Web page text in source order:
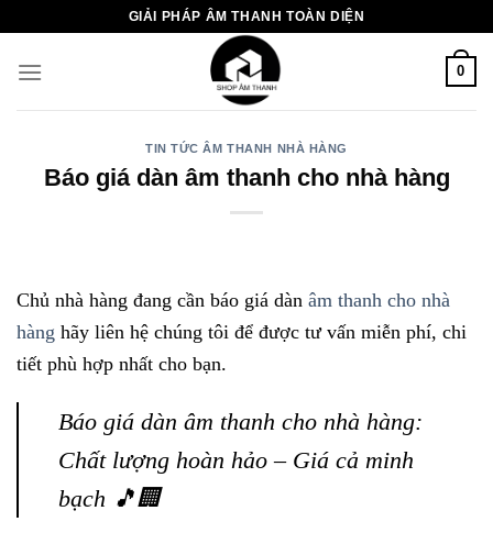
nội
GIẢI PHÁP ÂM THANH TOÀN DIỆN
0
TIN TỨC ÂM THANH NHÀ HÀNG
Báo giá dàn âm thanh cho nhà hàng
Chủ nhà hàng đang cần báo giá dàn âm thanh cho nhà
hàng hãy liên hệ chúng tôi để được tư vấn miễn phí, chi
tiết phù hợp nhất cho bạn.
Báo giá dàn âm thanh cho nhà hàng:
Chất lượng hoàn hảo – Giá cả minh
bạch 🎵🏢